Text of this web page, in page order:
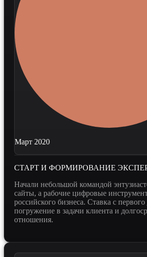
Март 2020
СТАРТ И ФОРМИРОВАНИЕ
Начали небольшой командой
сайты, а рабочие цифровые
российского бизнеса. Ставка с
погружение в задачи клиента и
отношения.